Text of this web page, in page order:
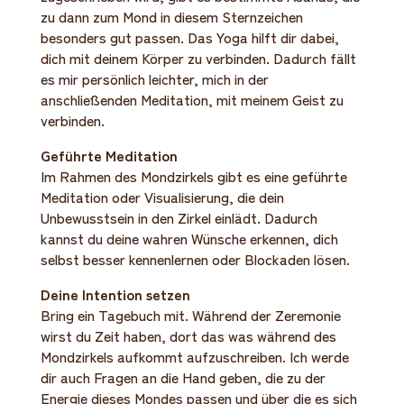
zu dann zum Mond in diesem Sternzeichen
besonders gut passen. Das Yoga hilft dir dabei,
dich mit deinem Körper zu verbinden. Dadurch fällt
es mir persönlich leichter, mich in der
anschließenden Meditation, mit meinem Geist zu
verbinden.
Geführte Meditation
Im Rahmen des Mondzirkels gibt es eine geführte
Meditation oder Visualisierung, die dein
Unbewusstsein in den Zirkel einlädt. Dadurch
kannst du deine wahren Wünsche erkennen, dich
selbst besser kennenlernen oder Blockaden lösen.
Deine Intention setzen
Bring ein Tagebuch mit. Während der Zeremonie
wirst du Zeit haben, dort das was während des
Mondzirkels aufkommt aufzuschreiben. Ich werde
dir auch Fragen an die Hand geben, die zu der
Energie dieses Mondes passen und über die es sich